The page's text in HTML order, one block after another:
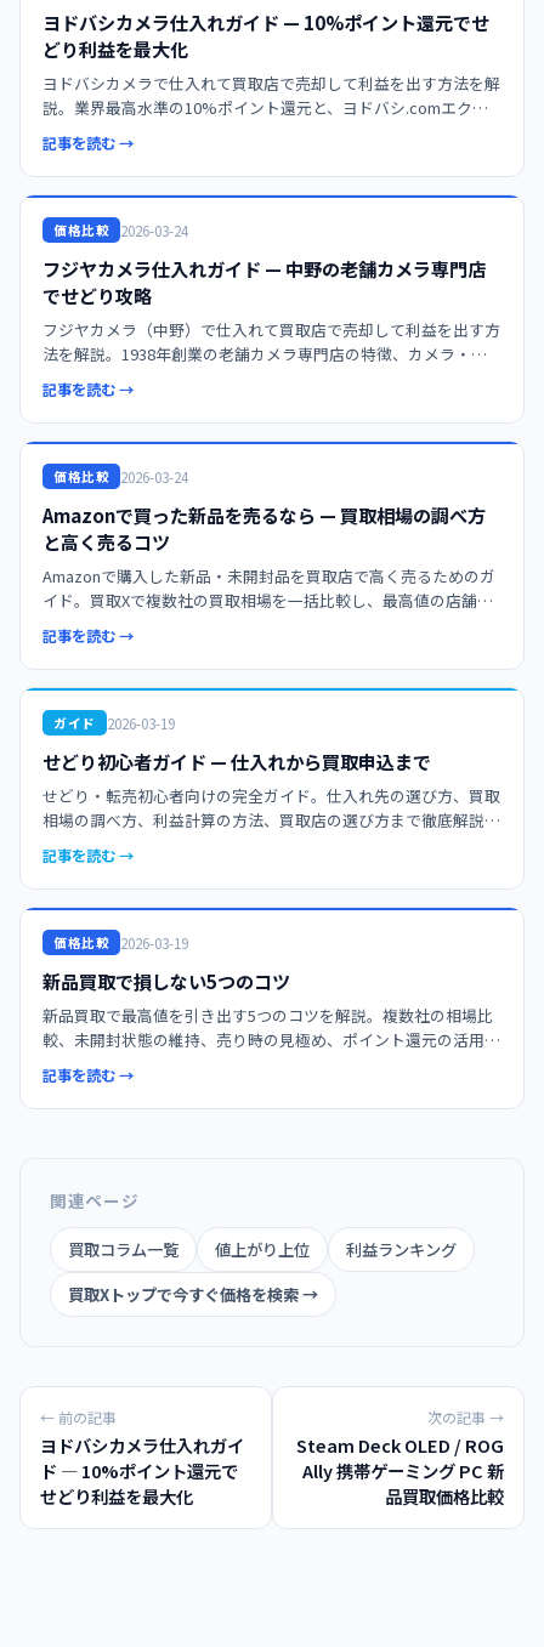
ヨドバシカメラ仕入れガイド — 10%ポイント還元でせ
どり利益を最大化
ヨドバシカメラで仕入れて買取店で売却して利益を出す方法を解
説。業界最高水準の10%ポイント還元と、ヨドバシ.comエクス
トリーム便の活用術、買取Xとの価格比較を徹底解説。
記事を読む →
価格比較 2026-03-24
フジヤカメラ仕入れガイド — 中野の老舗カメラ専門店
でせどり攻略
フジヤカメラ（中野）で仕入れて買取店で売却して利益を出す方
法を解説。1938年創業の老舗カメラ専門店の特徴、カメラ・レ
ンズの仕入れポイント、買取Xとの連携を解説。
記事を読む →
価格比較 2026-03-24
Amazonで買った新品を売るなら — 買取相場の調べ方
と高く売るコツ
Amazonで購入した新品・未開封品を買取店で高く売るためのガ
イド。買取Xで複数社の買取相場を一括比較し、最高値の店舗を
見つける方法と、状態管理・申込みのコツを解説。
記事を読む →
ガイド 2026-03-19
せどり初心者ガイド — 仕入れから買取申込まで
せどり・転売初心者向けの完全ガイド。仕入れ先の選び方、買取
相場の調べ方、利益計算の方法、買取店の選び方まで徹底解説。
買取Xを使って複数社の相場を比較し、最高値で売却しましょ
う。
記事を読む →
価格比較 2026-03-19
新品買取で損しない5つのコツ
新品買取で最高値を引き出す5つのコツを解説。複数社の相場比
較、未開封状態の維持、売り時の見極め、ポイント還元の活用、
限定モデルの狙い方まで、初心者から上級者まで役立つ実践テク
ニック。
記事を読む →
関連ページ
買取コラム一覧 値上がり上位
利益ランキング
買取Xトップで今すぐ価格を検索 →
← 前の記事
ヨドバシカメラ仕入れガイ
ド — 10%ポイント還元で
せどり利益を最大化
次の記事 →
Steam Deck OLED / ROG
Ally 携帯ゲーミング PC 新
品買取価格比較